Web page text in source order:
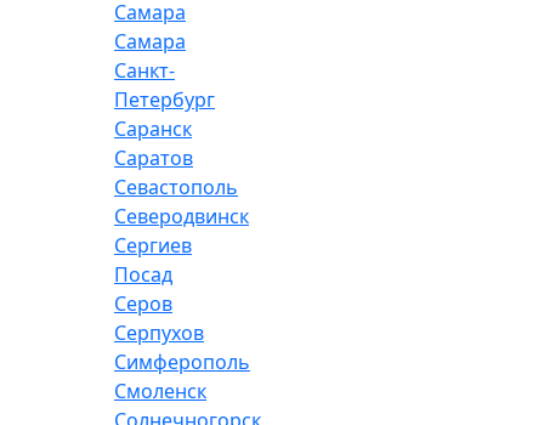
Самара
Самара
Санкт-
Петербург
Саранск
Саратов
Севастополь
Северодвинск
Сергиев
Посад
Серов
Серпухов
Симферополь
Смоленск